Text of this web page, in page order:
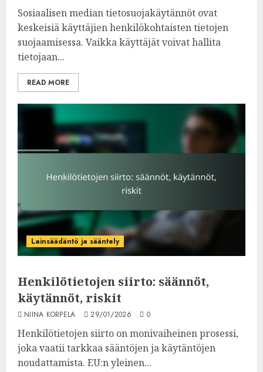
Sosiaalisen median tietosuojakäytännöt ovat
keskeisiä käyttäjien henkilökohtaisten tietojen
suojaamisessa. Vaikka käyttäjät voivat hallita
tietojaan...
READ MORE
Lainsäädäntö ja sääntely
Henkilötietojen siirto: säännöt,
käytännöt, riskit
NIINA KORPELA 29/01/2026 0
Henkilötietojen siirto on monivaiheinen prosessi,
joka vaatii tarkkaa sääntöjen ja käytäntöjen
noudattamista. EU:n yleinen...